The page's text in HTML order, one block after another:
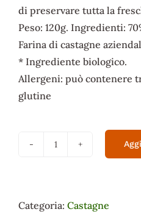
di preservare tutta la
Peso: 120g. Ingredienti:
Farina di castagne
* Ingrediente biologico.
Allergeni: può contenere
glutine
di
Categoria: Castagne